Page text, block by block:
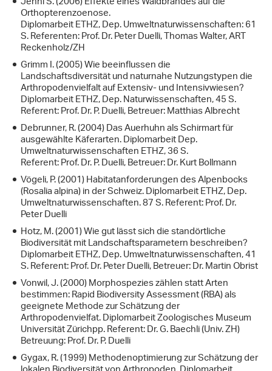
Orthopterenzoenose.
Diplomarbeit ETHZ, Dep. Umweltnaturwissenschaften: 61
S. Referenten: Prof. Dr. Peter Duelli, Thomas Walter, ART
Reckenholz/ZH
Grimm I. (2005) Wie beeinflussen die
Landschaftsdiversität und naturnahe Nutzungstypen die
Arthropodenvielfalt auf Extensiv- und Intensivwiesen?
Diplomarbeit ETHZ, Dep. Naturwissenschaften, 45 S.
Referent: Prof. Dr. P. Duelli, Betreuer: Matthias Albrecht
Debrunner, R. (2004) Das Auerhuhn als Schirmart für
ausgewählte Käferarten. Diplomarbeit Dep.
Umweltnaturwissenschaften ETHZ, 36 S.
Referent: Prof. Dr. P. Duelli, Betreuer: Dr. Kurt Bollmann
Vögeli, P. (2001) Habitatanforderungen des Alpenbocks
(Rosalia alpina) in der Schweiz. Diplomarbeit ETHZ, Dep.
Umweltnaturwissenschaften. 87 S. Referent: Prof. Dr.
Peter Duelli
Hotz, M. (2001) Wie gut lässt sich die standörtliche
Biodiversität mit Landschaftsparametern beschreiben?
Diplomarbeit ETHZ, Dep. Umweltnaturwissenschaften, 41
S. Referent: Prof. Dr. Peter Duelli, Betreuer: Dr. Martin Obrist
Vonwil, J. (2000) Morphospezies zählen statt Arten
bestimmen: Rapid Biodiversity Assessment (RBA) als
geeignete Methode zur Schätzung der
Arthropodenvielfat. Diplomarbeit Zoologisches Museum
Universität Zürichpp. Referent: Dr. G. Baechli (Univ. ZH)
Betreuung: Prof. Dr. P. Duelli
Gygax, R. (1999) Methodenoptimierung zur Schätzung der